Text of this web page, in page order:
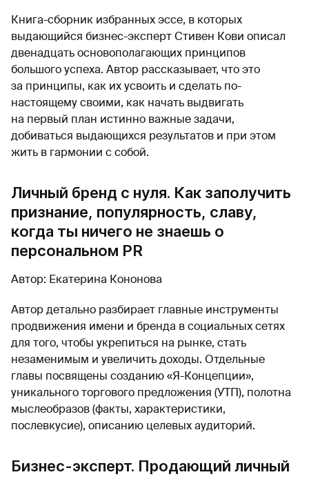
Книга-сборник избранных эссе, в которых
выдающийся бизнес-эксперт Стивен Кови описал
двенадцать основополагающих принципов
большого успеха. Автор рассказывает, что это
за принципы, как их усвоить и сделать по-
настоящему своими, как начать выдвигать
на первый план истинно важные задачи,
добиваться выдающихся результатов и при этом
жить в гармонии с собой.
Личный бренд с нуля. Как заполучить
признание, популярность, славу,
когда ты ничего не знаешь о
персональном PR
Автор: Екатерина Кононова
Автор детально разбирает главные инструменты
продвижения имени и бренда в социальных сетях
для того, чтобы укрепиться на рынке, стать
незаменимым и увеличить доходы. Отдельные
главы посвящены созданию «Я-Концепции»,
уникального торгового предложения (УТП), полотна
мыслеобразов (факты, характеристики,
послевкусие), описанию целевых аудиторий.
Бизнес-эксперт. Продающий личный